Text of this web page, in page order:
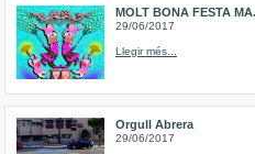
MOLT BONA FESTA
29/06/2017
Llegir més...
Orgull Abrera
29/06/2017